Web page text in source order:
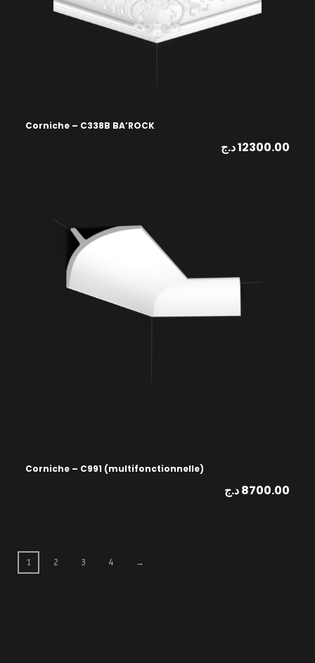
Corniche – C338B BA’ROCK
12300.00د.ج
Corniche – C991 (multifonctionnelle)
8700.00د.ج
1 2 3 4 →